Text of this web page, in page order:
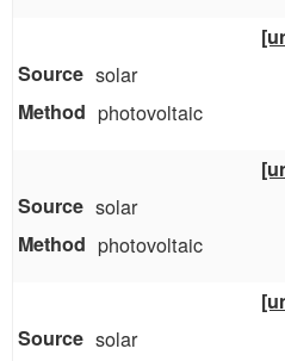
solar
photovoltaic
solar
photovoltaic
solar